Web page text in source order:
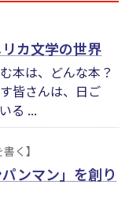
カ文学の世界
本は、どんな本？
皆さんは、日ご
る ...
く】
ンマン」を創り